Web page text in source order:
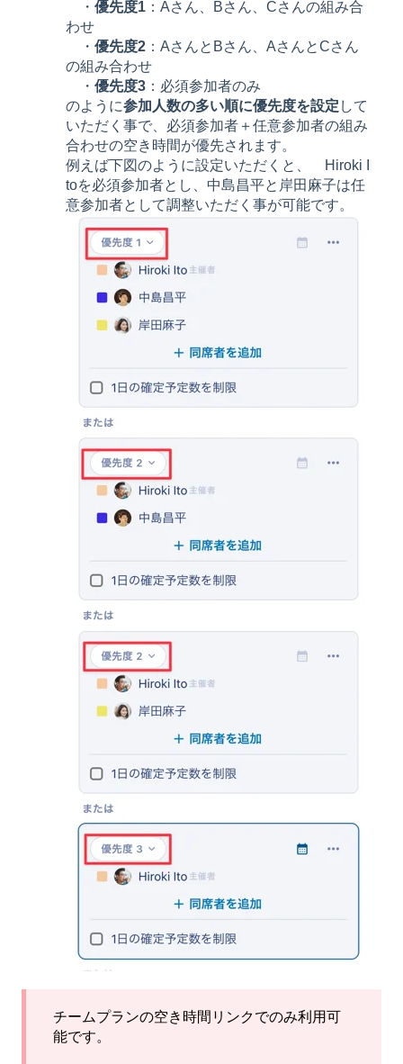
・ 優先度1 ：Aさん、Bさん、Cさんの組み合
わせ
・ 優先度2 ：AさんとBさん、AさんとCさん
の組み合わせ
・ 優先度3 ：必須参加者のみ
のように参加人数の多い順に優先度を設定 して
いただく事で、必須参加者＋任意参加者の組み
合わせの空き時間が優先されます。
例えば下図のように設定いただくと、 Hiroki I
toを必須参加者とし、中島昌平と岸田麻子は任
意参加者として調整いただく事が可能です。
チームプランの空き時間リンクでのみ利用可
能です。